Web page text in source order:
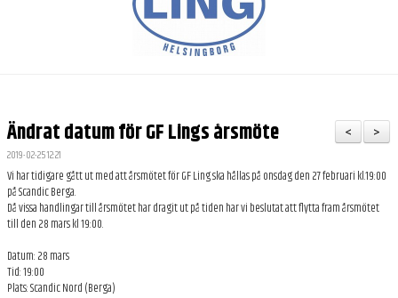
SPONSRING
VANLIGA FRÅGOR - FAQ
ARKIV
>
<
Ändrat datum för GF Lings årsmöte
2019-02-25 12:21
Vi har tidigare gått ut med att årsmötet för GF Ling ska hållas på onsdag den 27 februari kl.19:00
på Scandic Berga.
Då vissa handlingar till årsmötet har dragit ut på tiden har vi beslutat att flytta fram årsmötet
till den 28 mars kl 19:00.
Datum: 28 mars
Tid: 19:00
Plats: Scandic Nord (Berga)